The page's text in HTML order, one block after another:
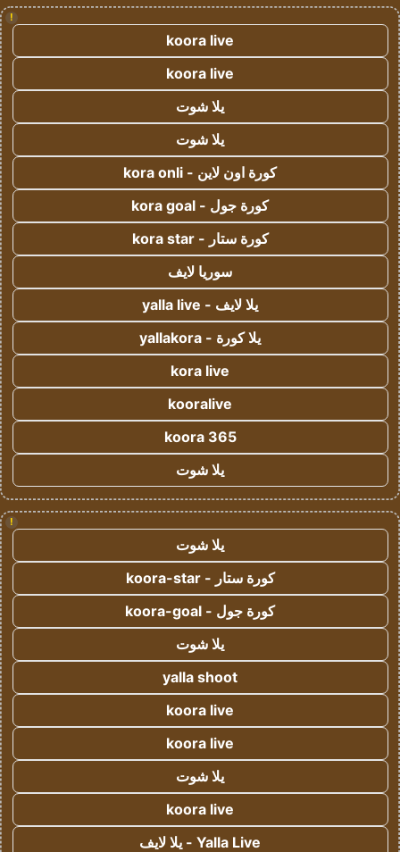
!
koora live
koora live
يلا شوت
يلا شوت
كورة اون لاين - kora onli
كورة جول - kora goal
كورة ستار - kora star
سوريا لايف
يلا لايف - yalla live
يلا كورة - yallakora
kora live
kooralive
koora 365
يلا شوت
!
يلا شوت
كورة ستار - koora-star
كورة جول - koora-goal
يلا شوت
yalla shoot
koora live
koora live
يلا شوت
koora live
Yalla Live - يلا لايف